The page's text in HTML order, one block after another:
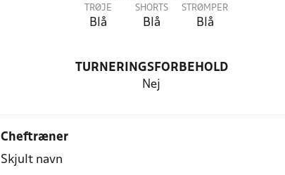
TRØJE
Blå
SHORTS
Blå
STRØMPER
Blå
TURNERINGSFORBEHOLD
Nej
Cheftræner
Skjult navn